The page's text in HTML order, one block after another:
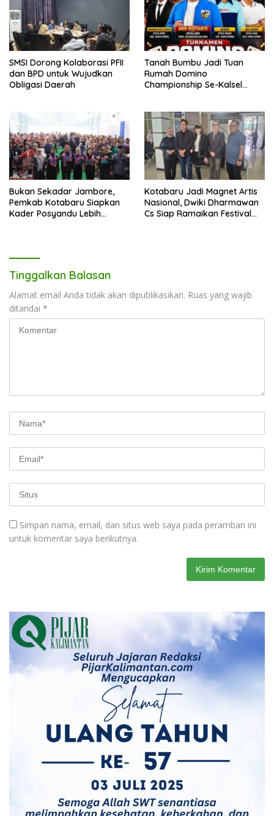
SMSI Dorong Kolaborasi PFII
dan BPD untuk Wujudkan
Obligasi Daerah
Tanah Bumbu Jadi Tuan
Rumah Domino
Championship Se-Kalsel
Bukan Sekadar Jambore,
Pemkab Kotabaru Siapkan
Kader Posyandu Lebih
Kotabaru Jadi Magnet Artis
Nasional, Dwiki Dharmawan
Cs Siap Ramaikan Festival
Tinggalkan Balasan
Alamat email Anda tidak akan dipublikasikan. Ruas yang wajib
ditandai *
Simpan nama, email, dan situs web saya pada peramban ini
untuk komentar saya berikutnya.